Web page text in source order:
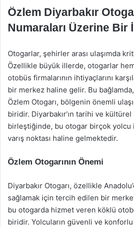
Özlem Diyarbakır
Numaraları Üzerine Bir
Otogarlar, şehirler arası ulaşımda
Özellikle büyük illerde, otogarlar
otobüs firmalarının ihtiyaçlarını
bir merkez haline gelir. Bu bağlamda,
Özlem Otogarı, bölgenin önemli
biridir. Diyarbakır’ın tarihi ve
birleştiğinde, bu otogar birçok yolcu
varış noktası haline gelmektedir.
Özlem Otogarının Önemi
Diyarbakır Otogarı, özellikle
sağlamak için tercih edilen bir
bu otogarda hizmet veren köklü
biridir. Yolcuların güvenli ve